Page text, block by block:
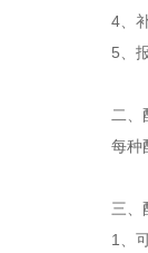
4、补
5、报
二、
每种配
三、
1、可